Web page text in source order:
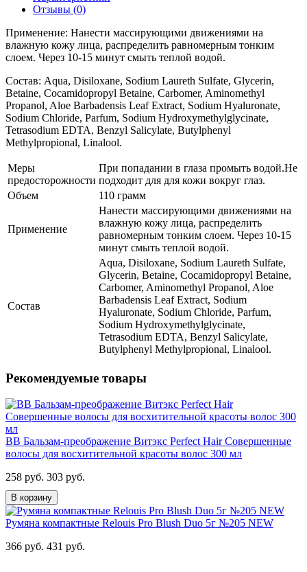
Отзывы (0)
Применение: Нанести массирующими движениями на
влажную кожу лица, распределить равномерным тонким
слоем. Через 10-15 минут смыть теплой водой.
Состав: Aqua, Disiloxane, Sodium Laureth Sulfate, Glycerin,
Betaine, Cocamidopropyl Betaine, Carbomer, Aminomethyl
Propanol, Aloe Barbadensis Leaf Extract, Sodium Hyaluronate,
Sodium Chloride, Parfum, Sodium Hydroxymethylglycinate,
Tetrasodium EDTA, Benzyl Salicylate, Butylphenyl
Мethylpropional, Linalool.
Меры
предосторожности
При попадании в глаза промыть водой.Не
подходит для для кожи вокруг глаз.
Объем
110 грамм
Применение
Нанести массирующими движениями на
влажную кожу лица, распределить
равномерным тонким слоем. Через 10-15
минут смыть теплой водой.
Состав
Aqua, Disiloxane, Sodium Laureth Sulfate,
Glycerin, Betaine, Cocamidopropyl Betaine,
Carbomer, Aminomethyl Propanol, Aloe
Barbadensis Leaf Extract, Sodium
Hyaluronate, Sodium Chloride, Parfum,
Sodium Hydroxymethylglycinate,
Tetrasodium EDTA, Benzyl Salicylate,
Butylphenyl Мethylpropional, Linalool.
Рекомендуемые товары
ВВ Бальзам-преображение Витэкс Perfect Hair Совершенные
волосы для восхитительной красоты волос 300 мл
258 руб. 303 руб.
В корзину
Румяна компактные Relouis Pro Blush Duo 5г №205 NEW
366 руб. 431 руб.